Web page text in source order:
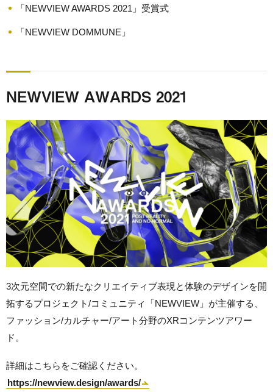
「NEWVIEW AWARDS 2021」受賞式
「NEWVIEW DOMMUNE」
NEWVIEW AWARDS 2021
3次元空間での新たなクリエイティブ表現と体験のデザインを開
拓するプロジェクト/コミュニティ「NEWVIEW」が主催する、
ファッション/カルチャー/アート分野のXRコンテンツアワー
ド。
詳細はこちらをご確認ください。
https://newview.design/awards/